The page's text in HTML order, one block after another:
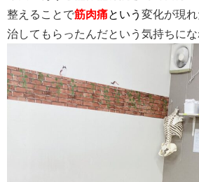
整えることで筋肉痛という 変化が現
治してもらったんだという気持ちにな